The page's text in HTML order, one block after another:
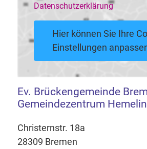
Datenschutzerklärung
Hier können Sie Ihre
Einstellungen
Ev. Brückengemeinde
Gemeindezentrum
Christernstr. 18a
28309 Bremen